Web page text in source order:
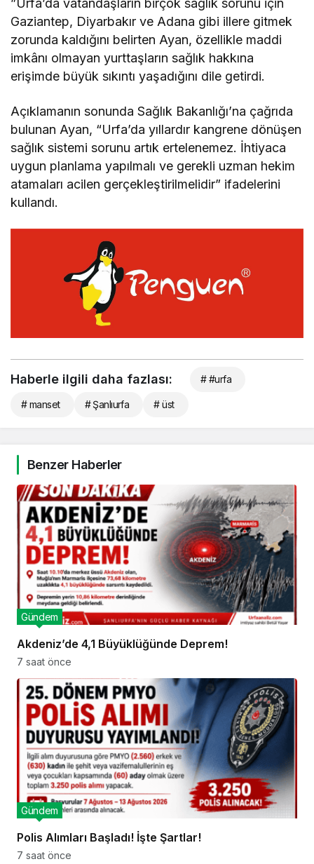
Gaziantep, Diyarbakır ve Adana gibi illere gitmek
zorunda kaldığını belirten Ayan, özellikle maddi
imkânı olmayan yurttaşların sağlık hakkına
erişimde büyük sıkıntı yaşadığını dile getirdi.
Açıklamanın sonunda Sağlık Bakanlığı’na çağrıda
bulunan Ayan, “Urfa’da yıllardır kangrene dönüşen
sağlık sistemi sorunu artık ertelenemez. İhtiyaca
uygun planlama yapılmalı ve gerekli uzman hekim
atamaları acilen gerçekleştirilmelidir” ifadelerini
kullandı.
Haberle ilgili daha fazlası: # #urfa
# manset # Şanlıurfa # üst
Benzer Haberler
Akdeniz’de 4,1 Büyüklüğünde Deprem!
Gündem
7 saat önce
Polis Alımları Başladı! İşte Şartlar!
Gündem
7 saat önce